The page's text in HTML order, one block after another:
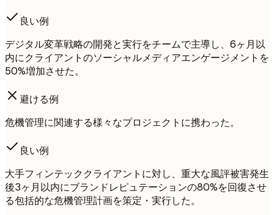
良い例
デジタル変革戦略の開発と実行をチームで主導し、6ヶ月以
内にクライアントのソーシャルメディアエンゲージメントを
50%増加させた。
避ける例
危機管理に関連する様々なプロジェクトに携わった。
良い例
大手フィンテッククライアントに対し、重大な風評被害発生
後3ヶ月以内にブランドレピュテーションの80%を回復させ
る包括的な危機管理計画を策定・実行した。